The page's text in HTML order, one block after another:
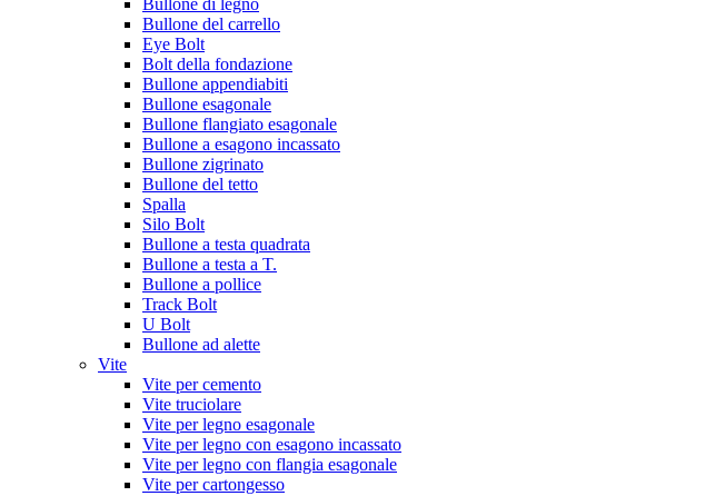
Bullone di legno
Bullone del carrello
Eye Bolt
Bolt della fondazione
Bullone appendiabiti
Bullone esagonale
Bullone flangiato esagonale
Bullone a esagono incassato
Bullone zigrinato
Bullone del tetto
Spalla
Silo Bolt
Bullone a testa quadrata
Bullone a testa a T.
Bullone a pollice
Track Bolt
U Bolt
Bullone ad alette
Vite
Vite per cemento
Vite truciolare
Vite per legno esagonale
Vite per legno con esagono incassato
Vite per legno con flangia esagonale
Vite per cartongesso